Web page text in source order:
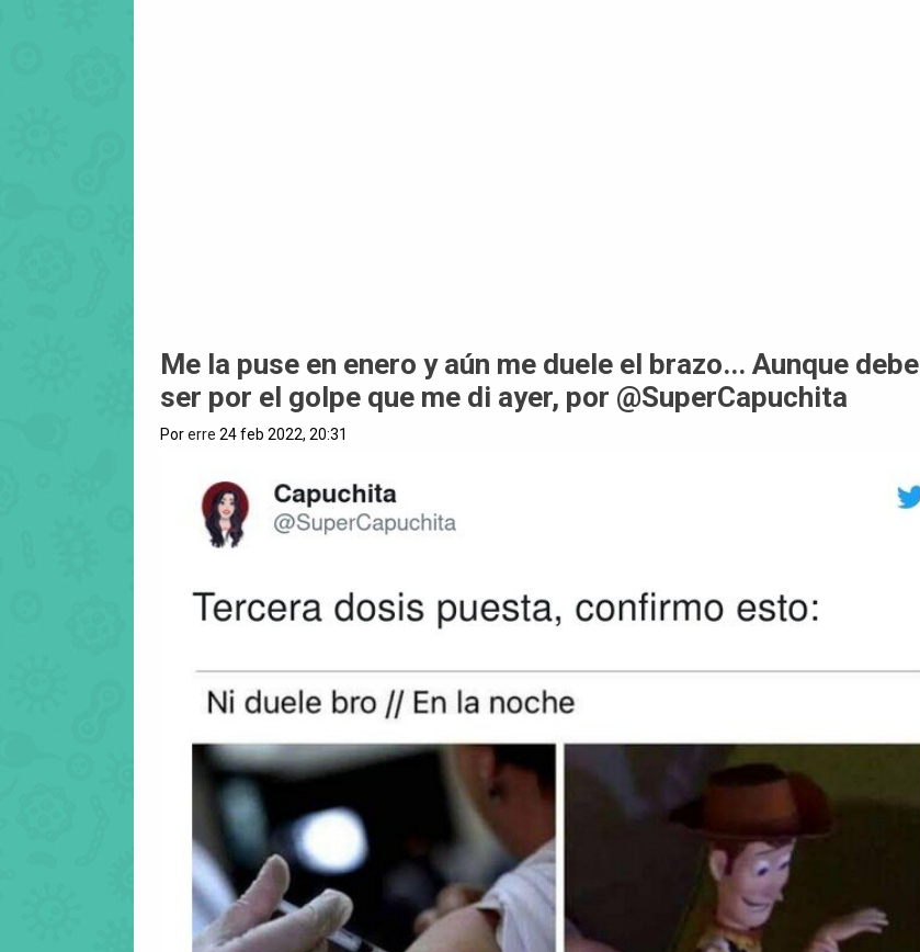
Me la puse en enero y aún me duele el brazo... Aunque debe
ser por el golpe que me di ayer, por @SuperCapuchita
Porerre 24 feb 2022, 20:31